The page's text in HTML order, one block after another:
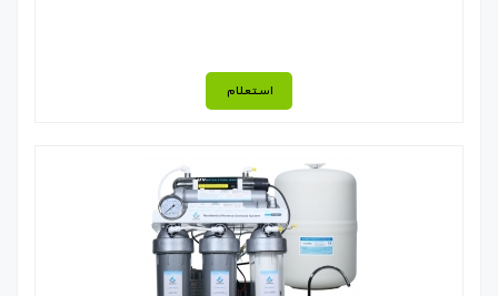
استعلام